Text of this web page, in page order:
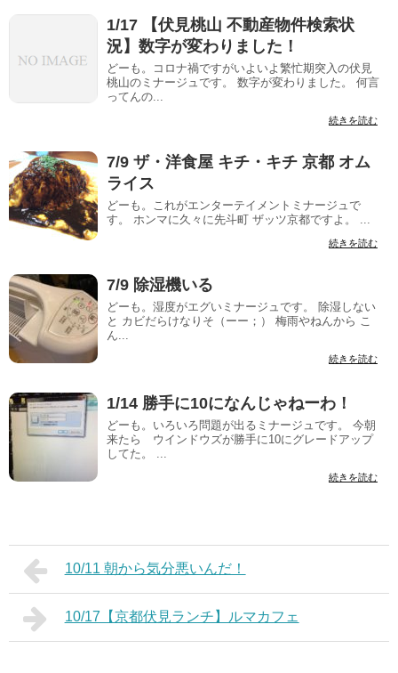
1/17 【伏見桃山 不動産物件検索状
況】数字が変わりました！
どーも。コロナ禍ですがいよいよ繁忙期突入の伏見
桃山のミナージュです。 数字が変わりました。 何言
ってんの...
続きを読む
7/9 ザ・洋食屋 キチ・キチ 京都 オム
ライス
どーも。これがエンターテイメントミナージュで
す。 ホンマに久々に先斗町 ザッツ京都ですよ。 ...
続きを読む
7/9 除湿機いる
どーも。湿度がエグいミナージュです。 除湿しない
と カビだらけなりそ（ーー；） 梅雨やねんから こ
ん...
続きを読む
1/14 勝手に10になんじゃねーわ！
どーも。いろいろ問題が出るミナージュです。 今朝
来たら ウインドウズが勝手に10にグレードアップ
してた。 ...
続きを読む
10/11 朝から気分悪いんだ！
10/17【京都伏見ランチ】ルマカフェ